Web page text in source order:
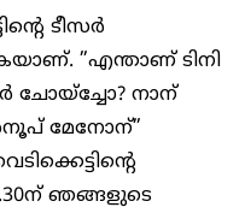
ടീസര്‍
”എന്താണ് ടിനി
ചോയ്ച്ചോ? നാന്
മേനോന്”
ഞങ്ങളുടെ